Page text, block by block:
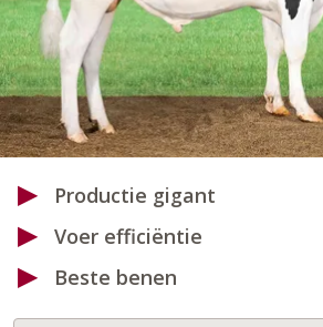
Productie gigant
Voer efficiëntie
Beste benen